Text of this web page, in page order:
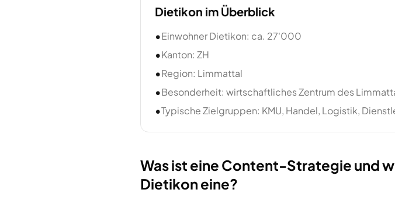
Dietikon im Überblick
•Einwohner Dietikon: ca. 27'000
•Kanton: ZH
•Region: Limmattal
•Besonderheit: wirtschaftliches Zentrum des
•Typische Zielgruppen: KMU, Handel, Logistik,
Was ist eine Content-Strategie und
Dietikon eine?